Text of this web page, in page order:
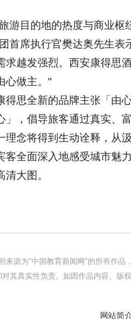
游目的地的热度与商业
首席执行官樊达奥先生
求越发强烈。西安康得思
心做主。"
得思全新的品牌主张「由
」，倡导旅客通过真实、
理念将得到生动诠释，从
客全面深入地感受城市魅
大图。
来源为"中国教育新闻网"的所有作
其真实性负责。如因作品内容、版
网站简